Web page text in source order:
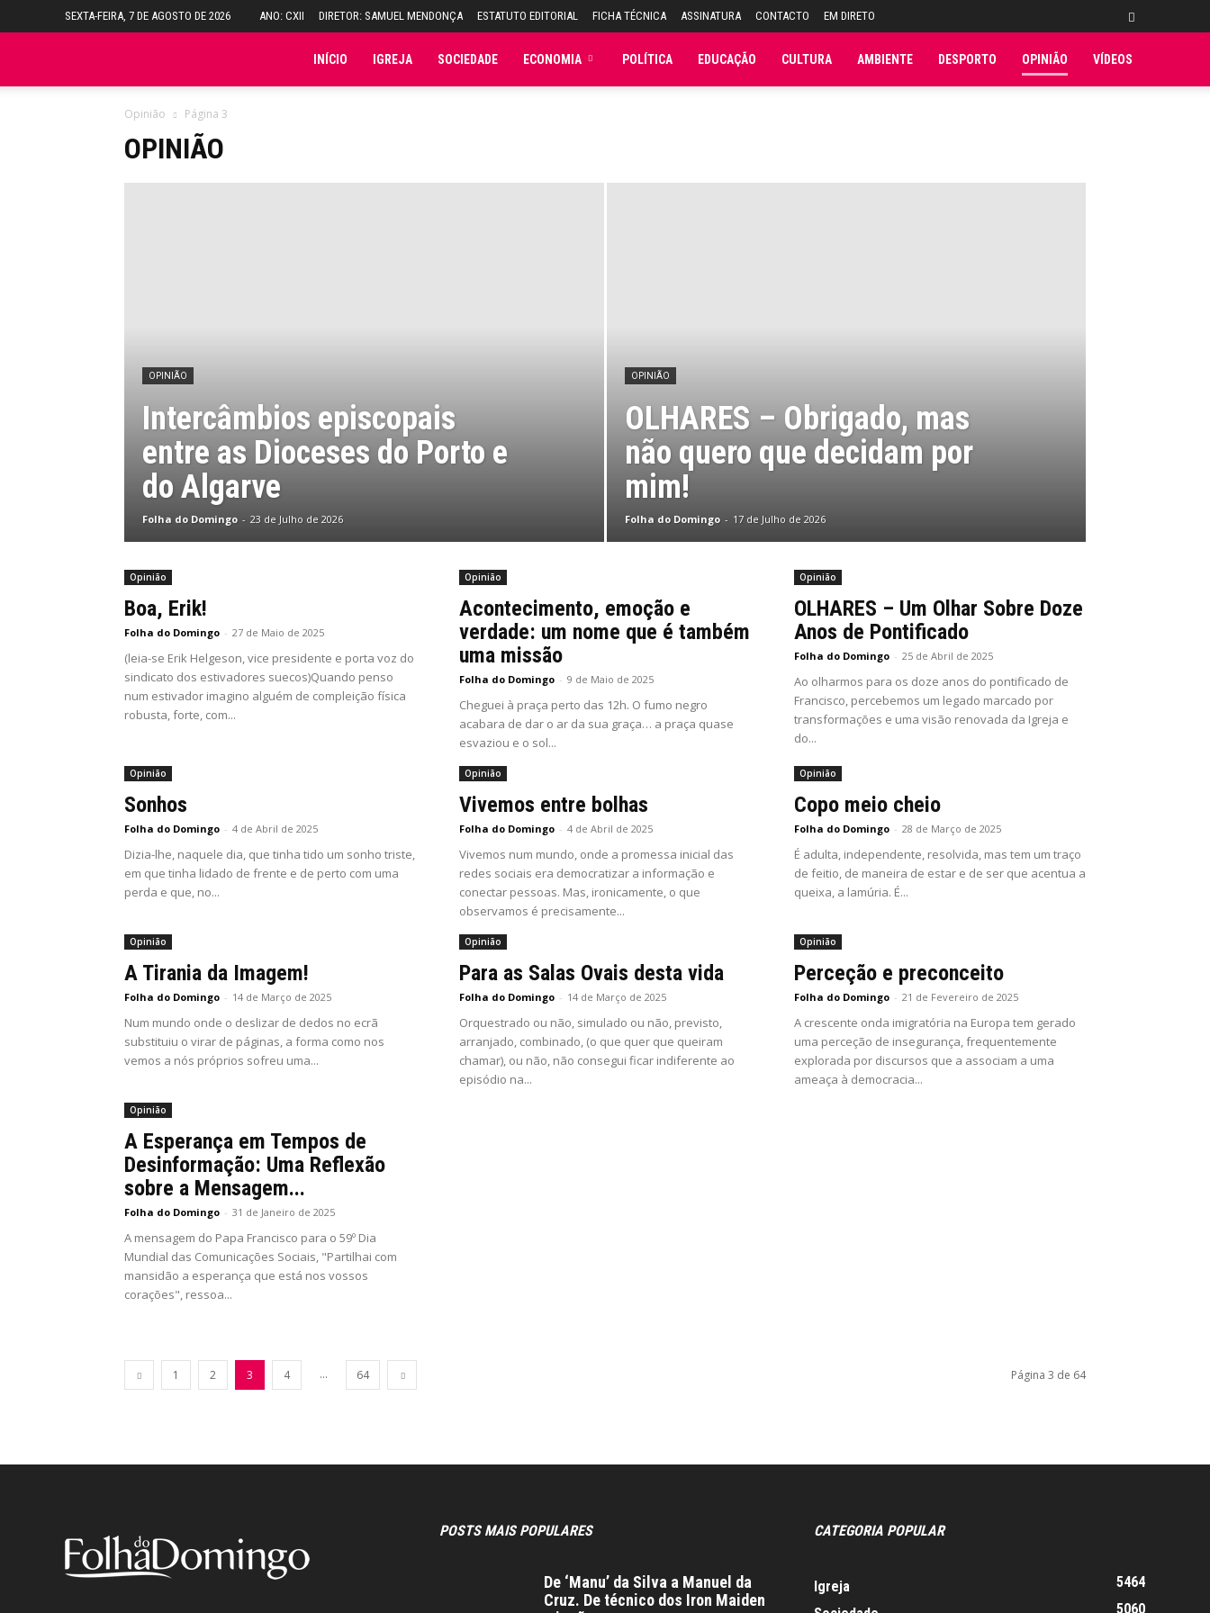
SEXTA-FEIRA, 7 DE AGOSTO DE 2026 ANO: CXII DIRETOR: SAMUEL MENDONÇA ESTATUTO EDITORIAL FICHA TÉCNICA ASSINATURA CONTACTO EM DIRETO
INÍCIO IGREJA SOCIEDADE ECONOMIA POLÍTICA EDUCAÇÃO CULTURA AMBIENTE DESPORTO OPINIÃO VÍDEOS
Opinião Página 3
OPINIÃO
OPINIÃO
Intercâmbios episcopais
entre as Dioceses do Porto e
do Algarve
Folha do Domingo - 23 de Julho de 2026
OPINIÃO
OLHARES – Obrigado, mas
não quero que decidam por
mim!
Folha do Domingo - 17 de Julho de 2026
Opinião
Boa, Erik!
Folha do Domingo - 27 de Maio de 2025
(leia-se Erik Helgeson, vice presidente e porta voz do
sindicato dos estivadores suecos)Quando penso
num estivador imagino alguém de compleição física
robusta, forte, com...
Opinião
Acontecimento, emoção e
verdade: um nome que é também
uma missão
Folha do Domingo - 9 de Maio de 2025
Cheguei à praça perto das 12h. O fumo negro
acabara de dar o ar da sua graça… a praça quase
esvaziou e o sol...
Opinião
OLHARES – Um Olhar Sobre Doze
Anos de Pontificado
Folha do Domingo - 25 de Abril de 2025
Ao olharmos para os doze anos do pontificado de
Francisco, percebemos um legado marcado por
transformações e uma visão renovada da Igreja e
do...
Opinião
Sonhos
Folha do Domingo - 4 de Abril de 2025
Dizia-lhe, naquele dia, que tinha tido um sonho triste,
em que tinha lidado de frente e de perto com uma
perda e que, no...
Opinião
Vivemos entre bolhas
Folha do Domingo - 4 de Abril de 2025
Vivemos num mundo, onde a promessa inicial das
redes sociais era democratizar a informação e
conectar pessoas. Mas, ironicamente, o que
observamos é precisamente...
Opinião
Copo meio cheio
Folha do Domingo - 28 de Março de 2025
É adulta, independente, resolvida, mas tem um traço
de feitio, de maneira de estar e de ser que acentua a
queixa, a lamúria. É...
Opinião
A Tirania da Imagem!
Folha do Domingo - 14 de Março de 2025
Num mundo onde o deslizar de dedos no ecrã
substituiu o virar de páginas, a forma como nos
vemos a nós próprios sofreu uma...
Opinião
Para as Salas Ovais desta vida
Folha do Domingo - 14 de Março de 2025
Orquestrado ou não, simulado ou não, previsto,
arranjado, combinado, (o que quer que queiram
chamar), ou não, não consegui ficar indiferente ao
episódio na...
Opinião
Perceção e preconceito
Folha do Domingo - 21 de Fevereiro de 2025
A crescente onda imigratória na Europa tem gerado
uma perceção de insegurança, frequentemente
explorada por discursos que a associam a uma
ameaça à democracia...
Opinião
A Esperança em Tempos de
Desinformação: Uma Reflexão
sobre a Mensagem...
Folha do Domingo - 31 de Janeiro de 2025
A mensagem do Papa Francisco para o 59º Dia
Mundial das Comunicações Sociais, "Partilhai com
mansidão a esperança que está nos vossos
corações", ressoa...
1 2 3 4 ... 64 Página 3 de 64
POSTS MAIS POPULARES
De ‘Manu’ da Silva a Manuel da
Cruz. De técnico dos Iron Maiden
CATEGORIA POPULAR
Igreja
5464
5060